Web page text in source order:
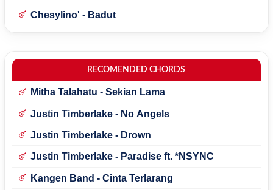
Chesylino' - Badut
RECOMENDED CHORDS
Mitha Talahatu - Sekian Lama
Justin Timberlake - No Angels
Justin Timberlake - Drown
Justin Timberlake - Paradise ft. *NSYNC
Kangen Band - Cinta Terlarang